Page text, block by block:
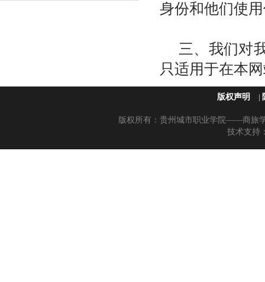
身份和他们使
三、我们对
只适用于在本
版权声明 |
版权所有：贵州城市职业学院——商旅
技术支持